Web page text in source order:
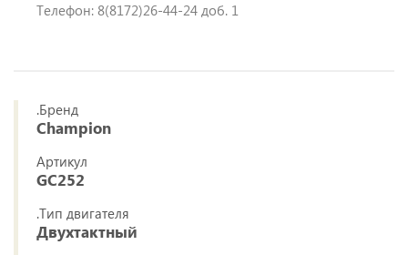
Телефон: 8(8172)26-44-24 доб. 1
.Бренд
Champion
Артикул
GC252
.Тип двигателя
Двухтактный